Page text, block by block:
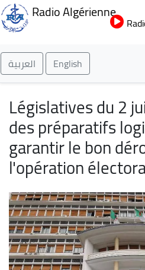
au
Radio Algérienne
العربية English
Législatives du 2
des préparatifs
garantir le bon
l'opération